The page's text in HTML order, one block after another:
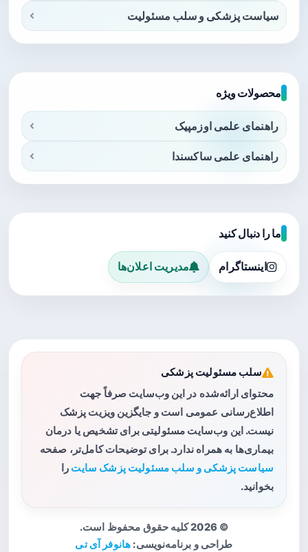
سیاست پزشکی و سلب مسئولیت
محصولات ویژه
راهنمای علمی اوزمپیک
راهنمای علمی ساکسندا
ما را دنبال کنید
اینستاگرام مدیریت اعلان‌ها
سلب مسئولیت پزشکی
محتوای ارائه‌شده در این وب‌سایت صرفاً جهت
اطلاع‌رسانی عمومی است و جایگزین ویزیت پزشک
نیست. این وب‌سایت مسئولیتی برای تشخیص یا درمان
بیماری‌ها به همراه ندارد. برای توضیحات کامل‌تر، صفحه
سیاست پزشکی و سلب مسئولیت پزشک سایت را
بخوانید.
© 2026 کلیه حقوق محفوظ است.
طراحی و برنامه‌نویسی: هانوفر آی تی